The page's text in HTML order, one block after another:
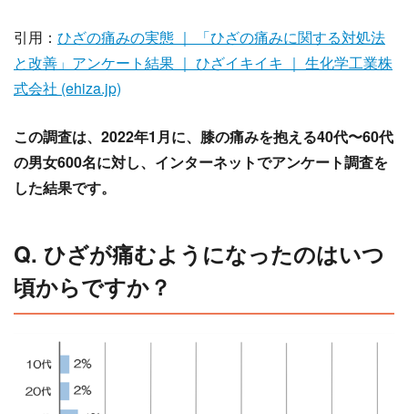
引用： ひざの痛みの実態 ｜ 「ひざの痛みに関する対処法
と改善」アンケート結果 ｜ ひざイキイキ ｜ 生化学工業株
式会社 (ehiza.jp)
この調査は、2022年1月に、膝の痛みを抱える40代〜60代
の男女600名に対し、インターネットでアンケート調査を
した結果です。
Q. ひざが痛むようになったのはいつ
頃からですか？